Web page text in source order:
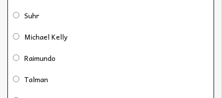
Suhr
Michael Kelly
Raimundo
Talman